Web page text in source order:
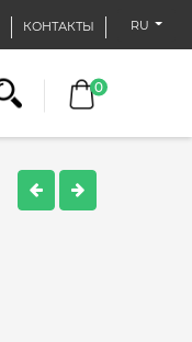
КОНТАКТЫ RU
0